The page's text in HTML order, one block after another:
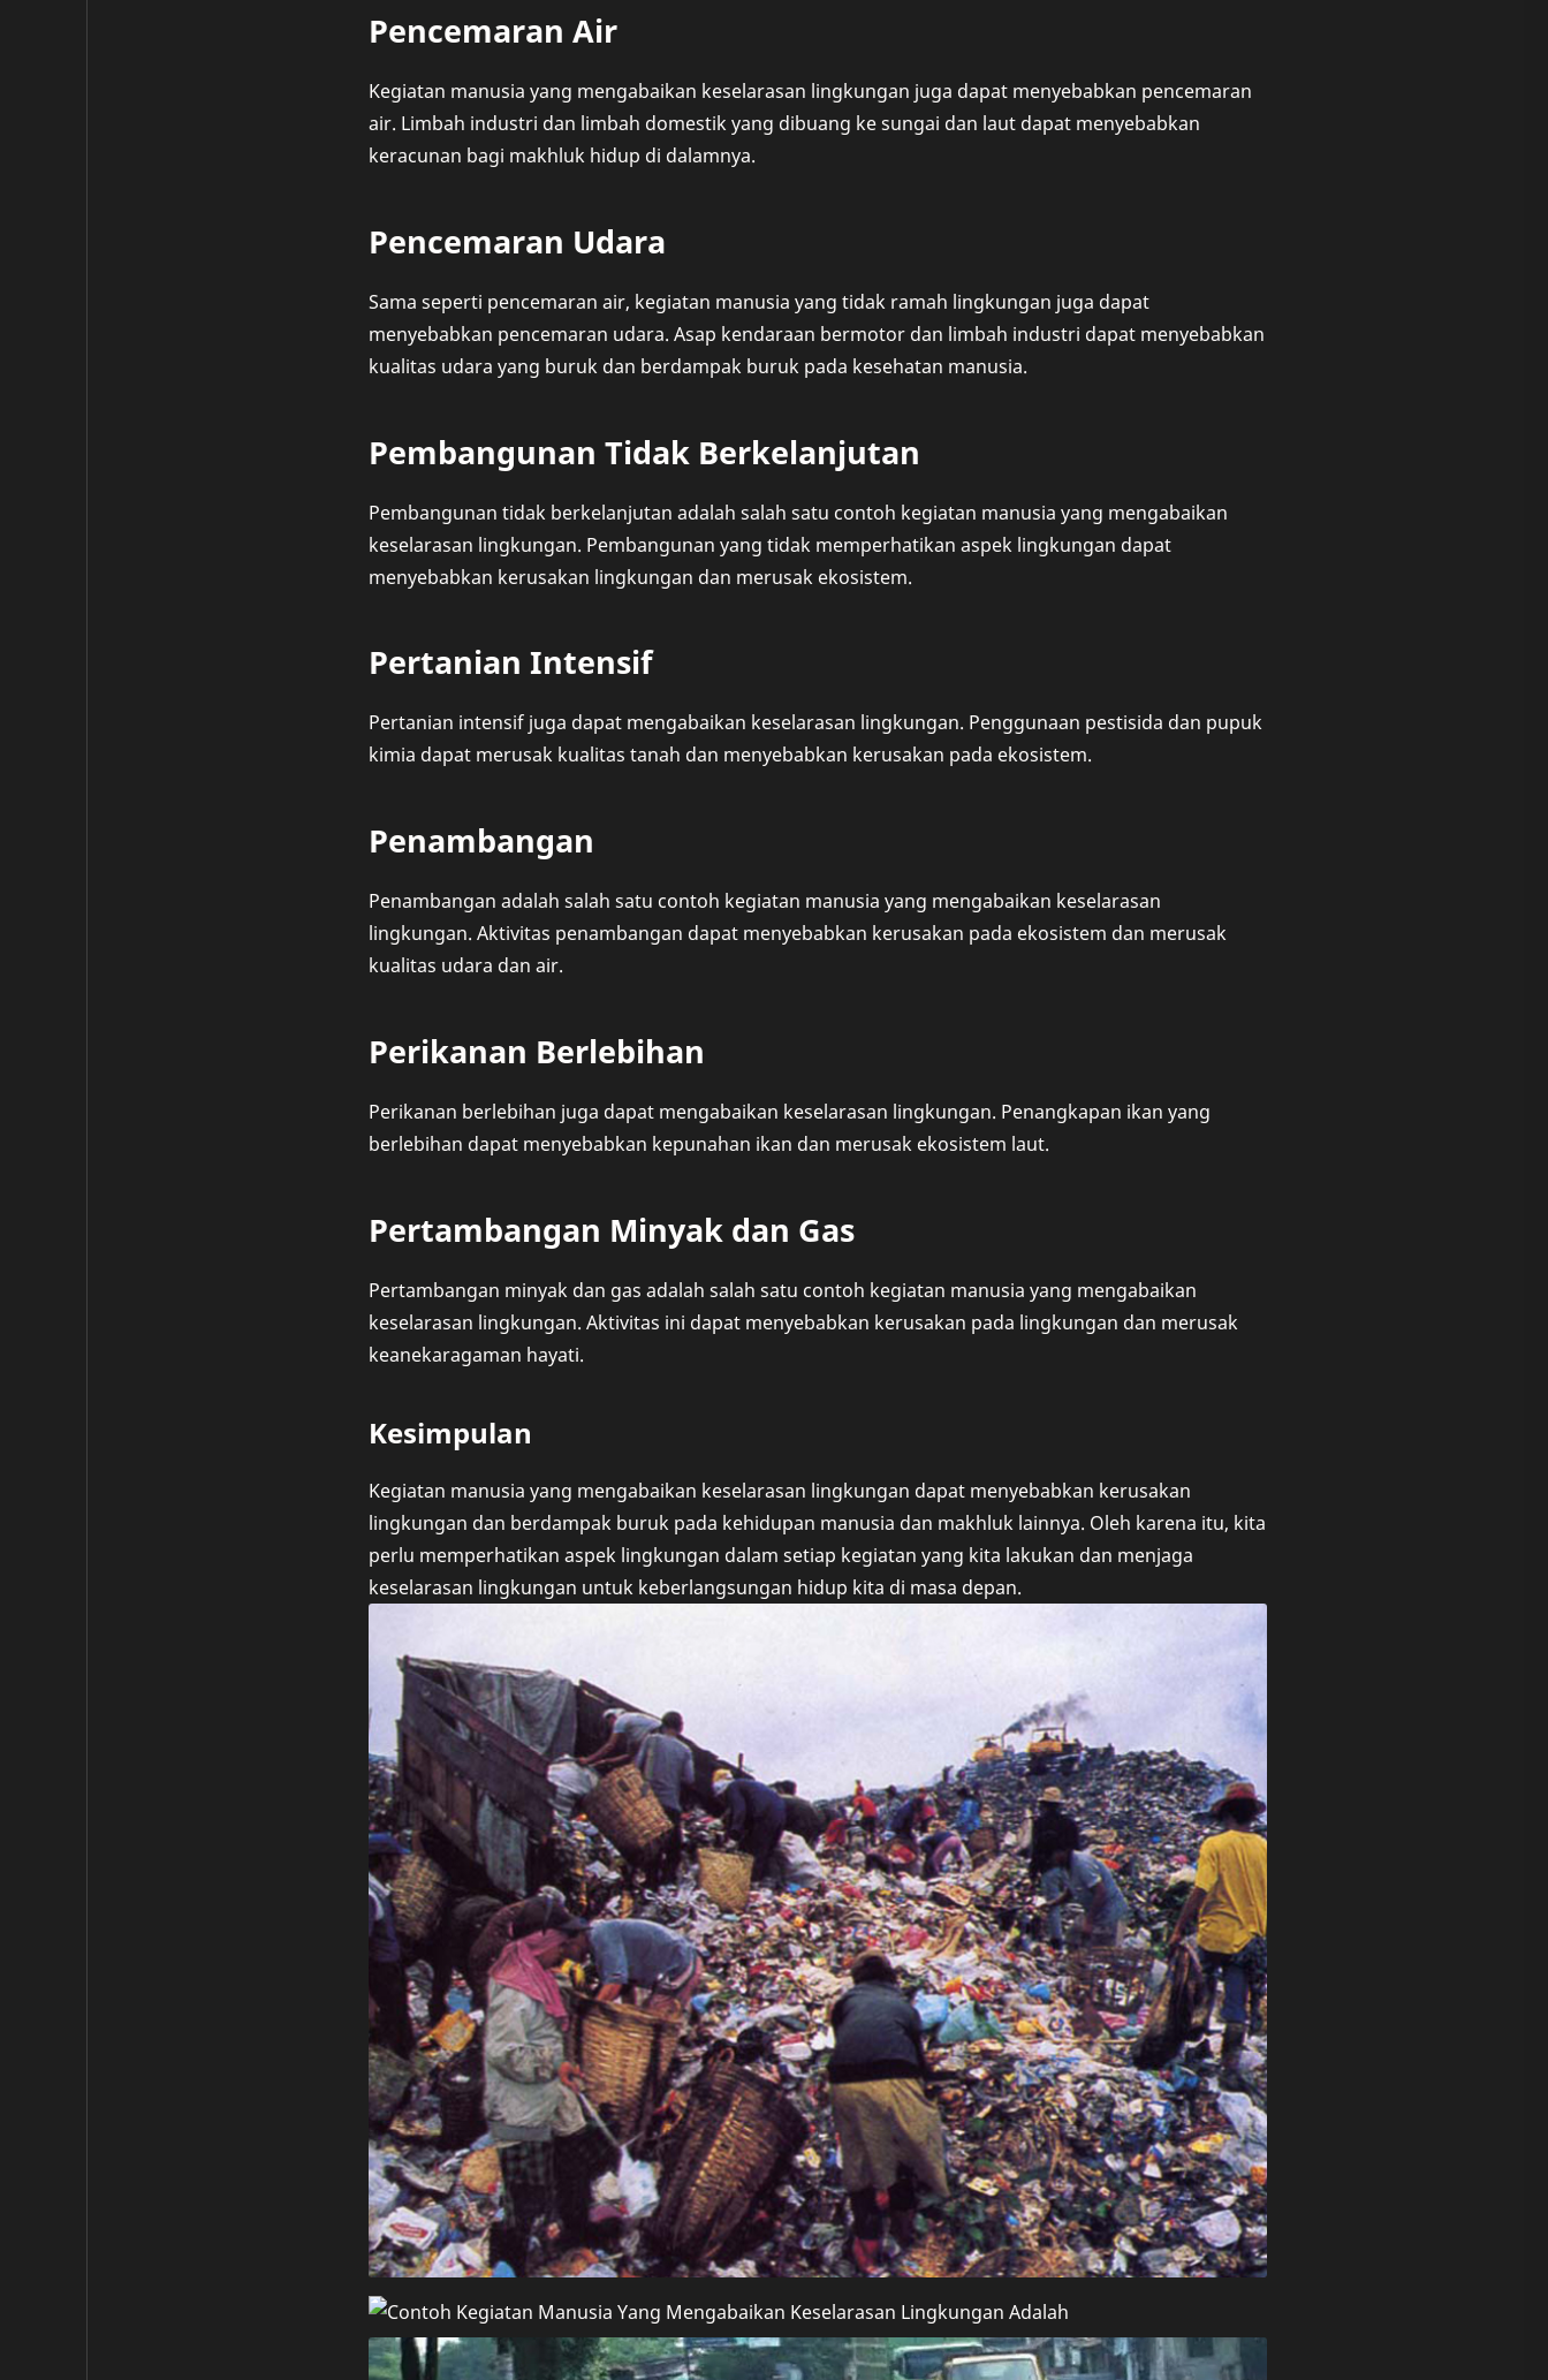
Pencemaran Air
Kegiatan manusia yang mengabaikan keselarasan lingkungan juga dapat menyebabkan pencemaran
air. Limbah industri dan limbah domestik yang dibuang ke sungai dan laut dapat menyebabkan
keracunan bagi makhluk hidup di dalamnya.
Pencemaran Udara
Sama seperti pencemaran air, kegiatan manusia yang tidak ramah lingkungan juga dapat
menyebabkan pencemaran udara. Asap kendaraan bermotor dan limbah industri dapat menyebabkan
kualitas udara yang buruk dan berdampak buruk pada kesehatan manusia.
Pembangunan Tidak Berkelanjutan
Pembangunan tidak berkelanjutan adalah salah satu contoh kegiatan manusia yang mengabaikan
keselarasan lingkungan. Pembangunan yang tidak memperhatikan aspek lingkungan dapat
menyebabkan kerusakan lingkungan dan merusak ekosistem.
Pertanian Intensif
Pertanian intensif juga dapat mengabaikan keselarasan lingkungan. Penggunaan pestisida dan pupuk
kimia dapat merusak kualitas tanah dan menyebabkan kerusakan pada ekosistem.
Penambangan
Penambangan adalah salah satu contoh kegiatan manusia yang mengabaikan keselarasan
lingkungan. Aktivitas penambangan dapat menyebabkan kerusakan pada ekosistem dan merusak
kualitas udara dan air.
Perikanan Berlebihan
Perikanan berlebihan juga dapat mengabaikan keselarasan lingkungan. Penangkapan ikan yang
berlebihan dapat menyebabkan kepunahan ikan dan merusak ekosistem laut.
Pertambangan Minyak dan Gas
Pertambangan minyak dan gas adalah salah satu contoh kegiatan manusia yang mengabaikan
keselarasan lingkungan. Aktivitas ini dapat menyebabkan kerusakan pada lingkungan dan merusak
keanekaragaman hayati.
Kesimpulan
Kegiatan manusia yang mengabaikan keselarasan lingkungan dapat menyebabkan kerusakan
lingkungan dan berdampak buruk pada kehidupan manusia dan makhluk lainnya. Oleh karena itu, kita
perlu memperhatikan aspek lingkungan dalam setiap kegiatan yang kita lakukan dan menjaga
keselarasan lingkungan untuk keberlangsungan hidup kita di masa depan.